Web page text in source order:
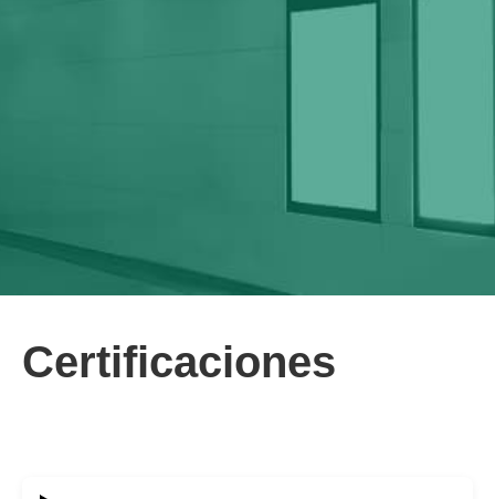
Certificaciones